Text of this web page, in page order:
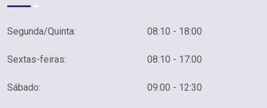
Segunda/Quinta: 08:10 - 18:00
Sextas-feiras: 08:10 - 17:00
Sábado: 09:00 - 12:30